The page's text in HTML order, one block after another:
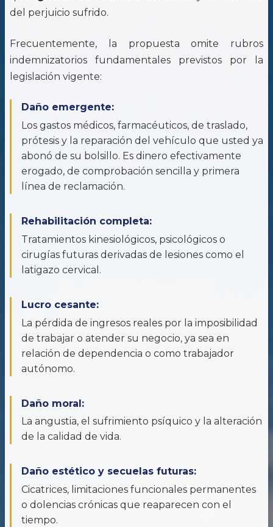
del perjuicio sufrido.
Frecuentemente, la propuesta omite rubros
indemnizatorios fundamentales previstos por la
legislación vigente:
Daño emergente:
Los gastos médicos, farmacéuticos, de traslado,
prótesis y la reparación del vehículo que usted ya
abonó de su bolsillo. Es dinero efectivamente
erogado, de comprobación sencilla y primera
línea de reclamación.
Rehabilitación completa:
Tratamientos kinesiológicos, psicológicos o
cirugías futuras derivadas de lesiones como el
latigazo cervical.
Lucro cesante:
La pérdida de ingresos reales por la imposibilidad
de trabajar o atender su negocio, ya sea en
relación de dependencia o como trabajador
autónomo.
Daño moral:
La angustia, el sufrimiento psíquico y la alteración
de la calidad de vida.
Daño estético y secuelas futuras:
Cicatrices, limitaciones funcionales permanentes
o dolencias crónicas que reaparecen con el
tiempo.